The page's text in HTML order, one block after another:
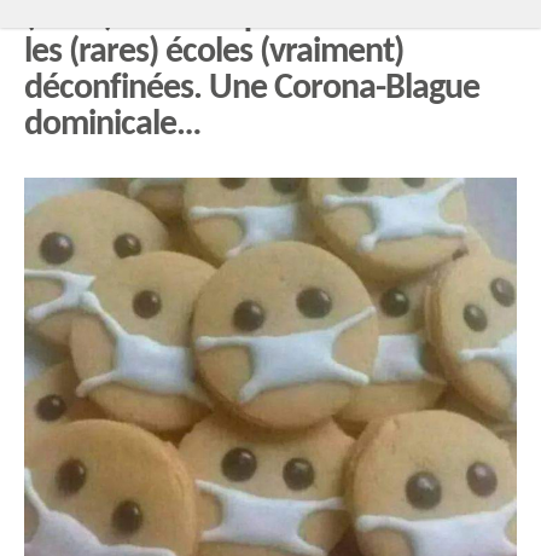
les (rares) écoles (vraiment)
déconfinées. Une Corona-Blague
dominicale…